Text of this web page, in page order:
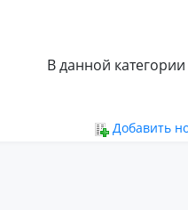
В данной
Добавить